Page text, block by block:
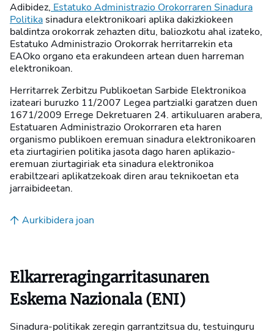
Adibidez, Estatuko Administrazio Orokorraren Sinadura
Politika sinadura elektronikoari aplika dakizkiokeen
baldintza orokorrak zehazten ditu, baliozkotu ahal izateko,
Estatuko Administrazio Orokorrak herritarrekin eta
EAOko organo eta erakundeen artean duen harreman
elektronikoan.
Herritarrek Zerbitzu Publikoetan Sarbide Elektronikoa
izateari buruzko 11/2007 Legea partzialki garatzen duen
1671/2009 Errege Dekretuaren 24. artikuluaren arabera,
Estatuaren Administrazio Orokorraren eta haren
organismo publikoen eremuan sinadura elektronikoaren
eta ziurtagirien politika jasota dago haren aplikazio-
eremuan ziurtagiriak eta sinadura elektronikoa
erabiltzeari aplikatzekoak diren arau teknikoetan eta
jarraibideetan.
Aurkibidera joan
Elkarreragingarritasunaren
Eskema Nazionala (ENI)
Sinadura-politikak zeregin garrantzitsua du, testuinguru